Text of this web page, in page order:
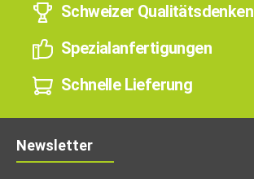
Schweizer Qualitätsdenken
Spezialanfertigungen
Schnelle Lieferung
Newsletter